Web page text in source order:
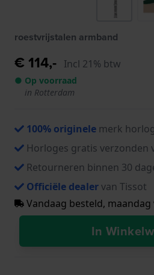
roestvrijstalen armband
€ 114,- Incl 21% btw
● Op voorraad
in Rotterdam
100% originele merk
Horloges gratis verzonden
Retourneren binnen 30
Officiële dealervan Tissot
Vandaag besteld,
In